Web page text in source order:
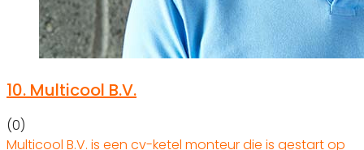
10. Multicool B.V.
(0)
Multicool B.V. is een cv-ketel monteur die is gestart op